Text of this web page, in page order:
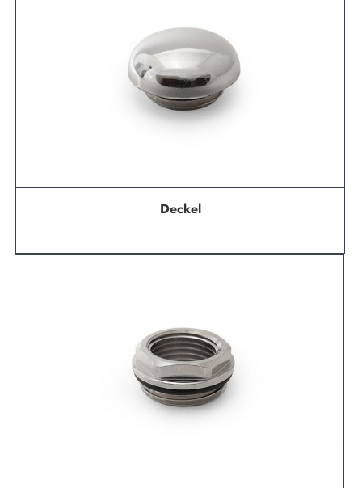
Deckel